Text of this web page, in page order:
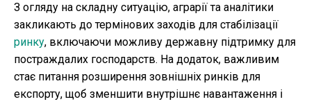
З огляду на складну ситуацію, аграрії та аналітики
закликають до термінових заходів для стабілізації
ринку, включаючи можливу державну підтримку для
постраждалих господарств. На додаток, важливим
стає питання розширення зовнішніх ринків для
експорту, щоб зменшити внутрішнє навантаження і